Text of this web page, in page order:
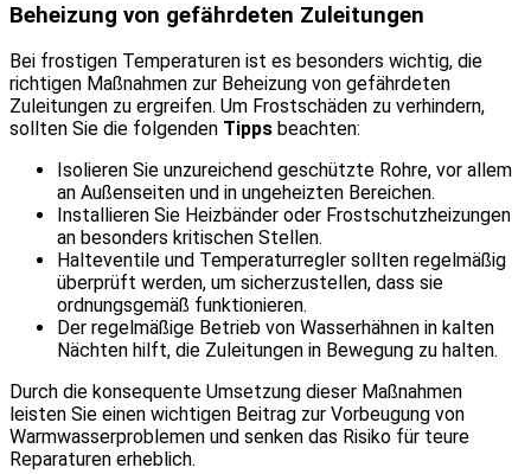
Beheizung von gefährdeten Zuleitungen
Bei frostigen Temperaturen ist es besonders wichtig, die
richtigen Maßnahmen zur Beheizung von gefährdeten
Zuleitungen zu ergreifen. Um Frostschäden zu verhindern,
sollten Sie die folgenden Tipps beachten:
Isolieren Sie unzureichend geschützte Rohre, vor allem
an Außenseiten und in ungeheizten Bereichen.
Installieren Sie Heizbänder oder Frostschutzheizungen
an besonders kritischen Stellen.
Halteventile und Temperaturregler sollten regelmäßig
überprüft werden, um sicherzustellen, dass sie
ordnungsgemäß funktionieren.
Der regelmäßige Betrieb von Wasserhähnen in kalten
Nächten hilft, die Zuleitungen in Bewegung zu halten.
Durch die konsequente Umsetzung dieser Maßnahmen
leisten Sie einen wichtigen Beitrag zur Vorbeugung von
Warmwasserproblemen und senken das Risiko für teure
Reparaturen erheblich.